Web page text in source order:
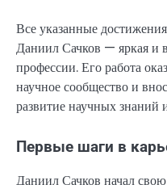
Все указанные
Даниил Сачков — яркая и
профессии. Его работа
научное сообщество и
развитие научных знаний
Первые шаги в
Даниил Сачков начал